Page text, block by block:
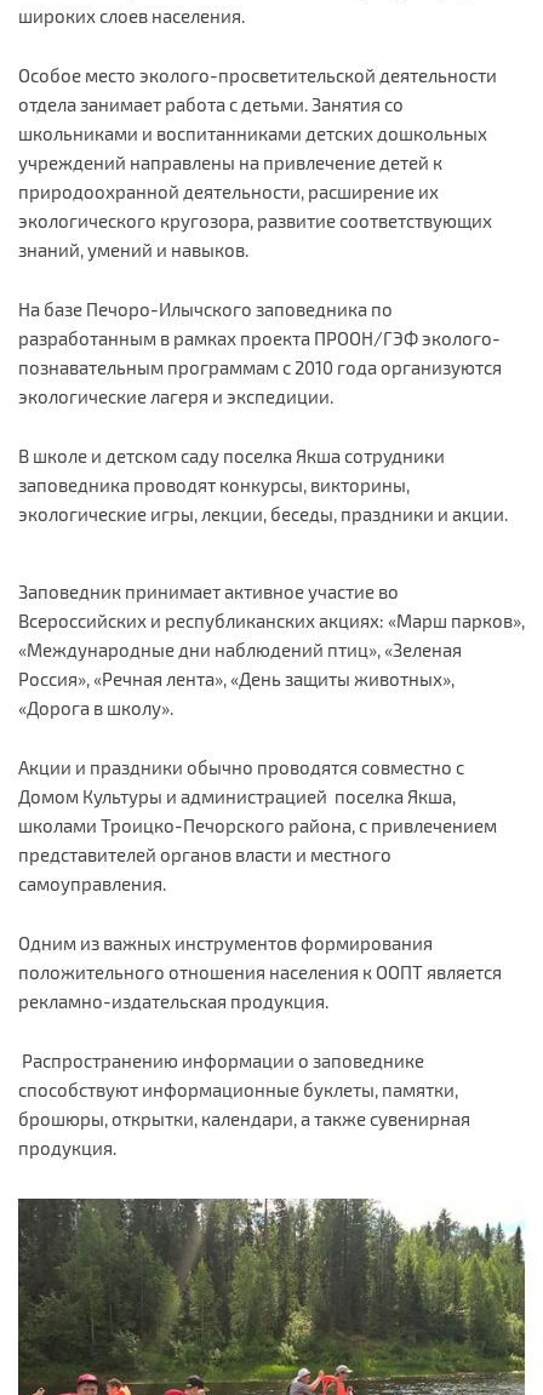
широких слоев населения.​
Особое место эколого-просветительской деятельности
отдела занимает работа с детьми. Занятия со
школьниками и воспитанниками детских дошкольных
учреждений направлены на привлечение детей к
природоохранной деятельности, расширение их
экологического кругозора, развитие соответствующих
знаний, умений и навыков.
На базе Печоро-Илычского заповедника по
разработанным в рамках проекта ПРООН/ГЭФ эколого-
познавательным программам с 2010 года организуются
экологические лагеря и экспедиции.
В школе и детском саду поселка Якша сотрудники
заповедника проводят конкурсы, викторины,
экологические игры, лекции, беседы, праздники и акции.​
Заповедник принимает активное участие во
Всероссийских и республиканских акциях: «Марш парков»,
«Международные дни наблюдений птиц», «Зеленая
Россия», «Речная лента», «День защиты животных»,
«Дорога в школу».
Акции и праздники обычно проводятся совместно с
Домом Культуры и администрацией поселка Якша,
школами Троицко-Печорского района, с привлечением
представителей органов власти и местного
самоуправления.
Одним из важных инструментов формирования
положительного отношения населения к ООПТ является
рекламно-издательская продукция.
Распространению информации о заповеднике
способствуют информационные буклеты, памятки,
брошюры, открытки, календари, а также сувенирная
продукция.